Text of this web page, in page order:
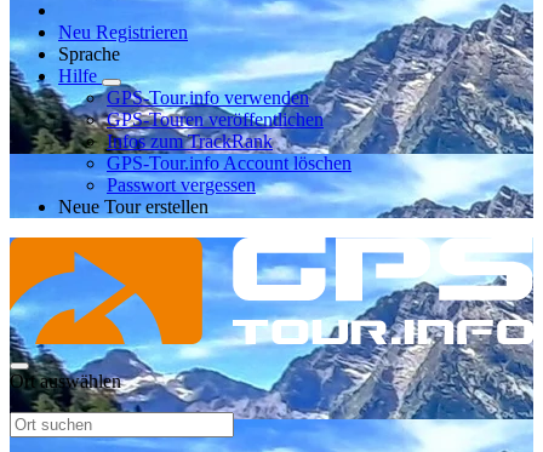
Neu Registrieren
Sprache
Hilfe
GPS-Tour.info verwenden
GPS-Touren veröffentlichen
Infos zum TrackRank
GPS-Tour.info Account löschen
Passwort vergessen
Neue Tour erstellen
Ort auswählen